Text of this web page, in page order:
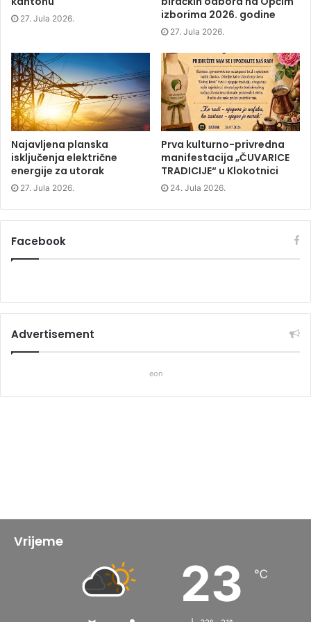
i
n
n
i
n
d
o
w
)
n
e
n
d
o
w
)
i
d
o
w
)
27. Jula 2026.
izborima 2026. godine
27. Jula 2026.
Najavljena planska
isključenja električne
energije za utorak
27. Jula 2026.
Prva kulturno-privredna
manifestacija „ČUVARICE
TRADICIJE“ u Klokotnici
24. Jula 2026.
Facebook
Advertisement
eon
Vrijeme
23 ℃